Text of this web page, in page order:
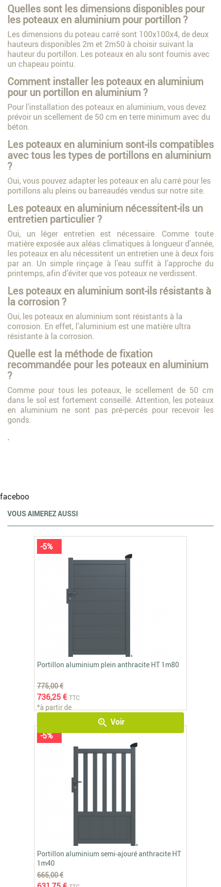
Quelles sont les dimensions disponibles pour
les poteaux en aluminium pour portillon ?
Les dimensions du poteau carré sont 100x100x4, de deux
hauteurs disponibles 2m et 2m50 à choisir suivant la
hauteur du portillon. Les poteaux en alu sont fournis avec
un chapeau pointu.
Comment installer les poteaux en aluminium
pour un portillon en aluminium ?
Pour l’installation des poteaux en aluminium, vous devez
prévoir un scellement de 50 cm en terre minimum avec du
béton.
Les poteaux en aluminium sont-ils compatibles
avec tous les types de portillons en aluminium
?
Oui, vous pouvez adapter les poteaux en alu carré pour les
portillons alu pleins ou barreaudés vendus sur notre site.
Les poteaux en aluminium nécessitent-ils un
entretien particulier ?
Oui, un léger entretien est nécessaire. Comme toute
matière exposée aux aléas climatiques à longueur d’année,
les poteaux en alu nécessitent un entretien une à deux fois
par an. Un simple rinçage à l’eau suffit à l’approche du
printemps, afin d’éviter que vos poteaux ne verdissent.
Les poteaux en aluminium sont-ils résistants à
la corrosion ?
Oui, les poteaux en aluminium sont résistants à la
corrosion. En effet, l’aluminium est une matière ultra
résistante à la corrosion.
Quelle est la méthode de fixation
recommandée pour les poteaux en aluminium
?
Comme pour tous les poteaux, le scellement de 50 cm
dans le sol est fortement conseillé. Attention, les poteaux
en aluminium ne sont pas pré-percés pour recevoir les
gonds.
.
faceboo
VOUS AIMEREZ AUSSI
Portillon aluminium plein anthracite HT 1m80
775,00 €
736,25 € TTC
*à partir de
zoom_in Voir
-5%
Portillon aluminium semi-ajouré anthracite HT
1m40
665,00 €
-5%